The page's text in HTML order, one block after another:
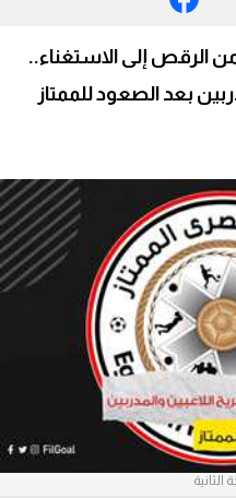
الرقص إلى الاستغناء..
بعد الصعود للممتاز
الثانية